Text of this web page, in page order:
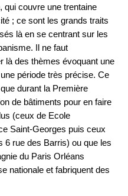
qui couvre une trentaine
; ce sont les grands traits
là en se centrant sur les
Il ne faut
là des thèmes évoquant une
période très précise. Ce
durant la Première
de bâtiments pour en faire
(ceux de Ecole
Saint-Georges puis ceux
6 rue des Barris) ou que les
du Paris Orléans
nationale et fabriquent des